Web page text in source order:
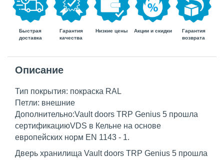
Быстрая
доставка
Гарантия
качества
Низкие цены Акции и скидки
Гарантия
возврата
Описание
Тип покрытия: покраска RAL
Петли: внешние
Дополнительно:Vault doors TRP Genius 5 прошла
сертификациюVDS в Кельне на основе
европейских норм EN 1143 - 1.
Дверь хранилища Vault doors TRP Genius 5 прошла